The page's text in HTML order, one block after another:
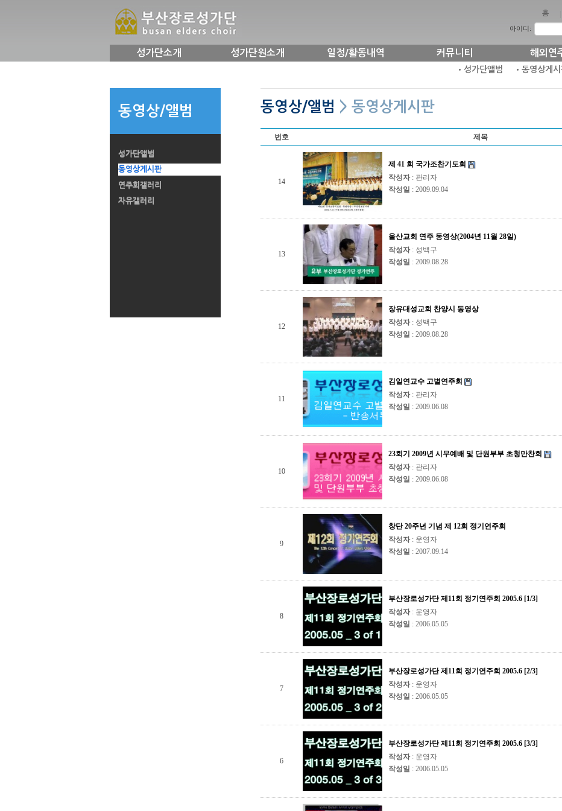
홈
아이디:
성가단소개 성가단원소개 일정/활동내역 커뮤니티 해외연
•성가단앨범 •동영상게
동영상/앨범
성가단앨범
동영상게시판
연주회갤러리
자유갤러리
동영상/앨범 > 동영상게시판
번호 제목
14
제 41 회 국가조찬기도회
작성자: 관리자
작성일 : 2009.09.04
13
울산교회 연주 동영상(2004년 11월 28일)
작성자: 성백구
작성일 : 2009.08.28
12
장유대성교회 찬양시 동영상
작성자: 성백구
작성일 : 2009.08.28
11
김일연교수 고별연주회
작성자: 관리자
작성일 : 2009.06.08
10
23회기 2009년 시무예배 및 단원부부 초청만찬회
작성자: 관리자
작성일 : 2009.06.08
9
창단 20주년 기념 제 12회 정기연주회
작성자: 운영자
작성일 : 2007.09.14
8
부산장로성가단 제11회 정기연주회 2005.6 [1/3]
작성자: 운영자
작성일 : 2006.05.05
7
부산장로성가단 제11회 정기연주회 2005.6 [2/3]
작성자: 운영자
작성일 : 2006.05.05
6
부산장로성가단 제11회 정기연주회 2005.6 [3/3]
작성자: 운영자
작성일 : 2006.05.05